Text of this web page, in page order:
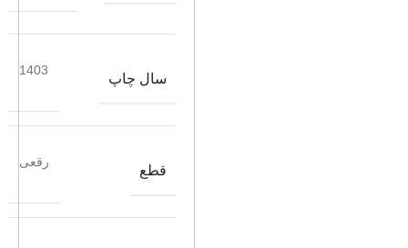
سال چاپ
1403
قطع
رقعی